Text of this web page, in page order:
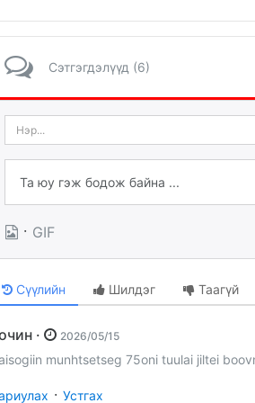
Сэтгэгдэлүүд (6)
· GIF
Сүүлийн Шилдэг Таагүй
Зочин · 2026/05/15
munhtsetseg 75oni tuulai jiltei
· Устгах